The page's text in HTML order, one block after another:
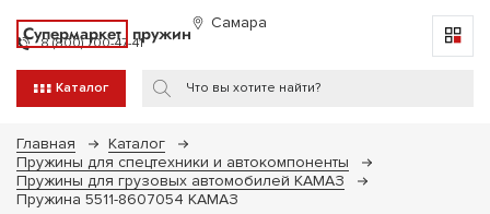
Супермаркет пружин Самара
8 (800) 700-47-41
Каталог
Главная
Каталог
Пружины для спецтехники и автокомпоненты
Пружины для грузовых автомобилей КАМАЗ
Пружина 5511-8607054 КАМАЗ